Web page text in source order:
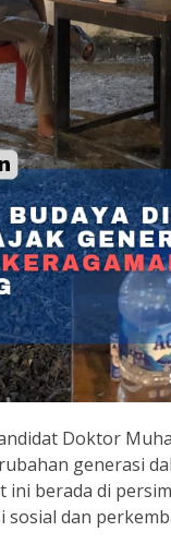
Doktor
generasi
berada di
sosial dan